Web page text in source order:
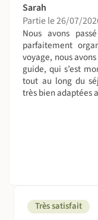
Sarah
Partie le 26/07/
Nous avons
parfaitement
voyage, nous
guide, qui s’est
tout au long du
très bien adaptées
Très satisfait